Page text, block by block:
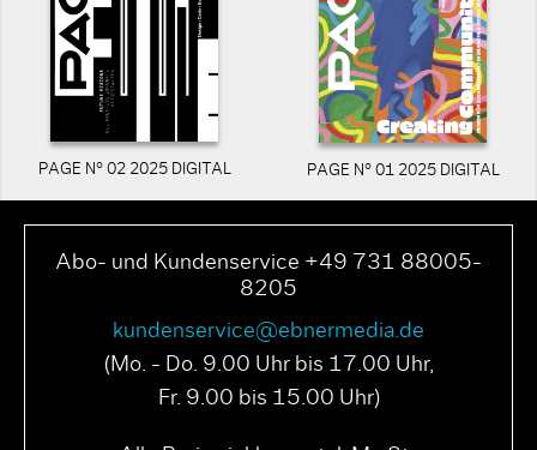
PAGE N° 02 2025 DIGITAL PAGE N° 01 2025 DIGITAL
Abo- und Kundenservice +49 731 88005-
8205
kundenservice@ebnermedia.de
(Mo. - Do. 9.00 Uhr bis 17.00 Uhr,
Fr. 9.00 bis 15.00 Uhr)